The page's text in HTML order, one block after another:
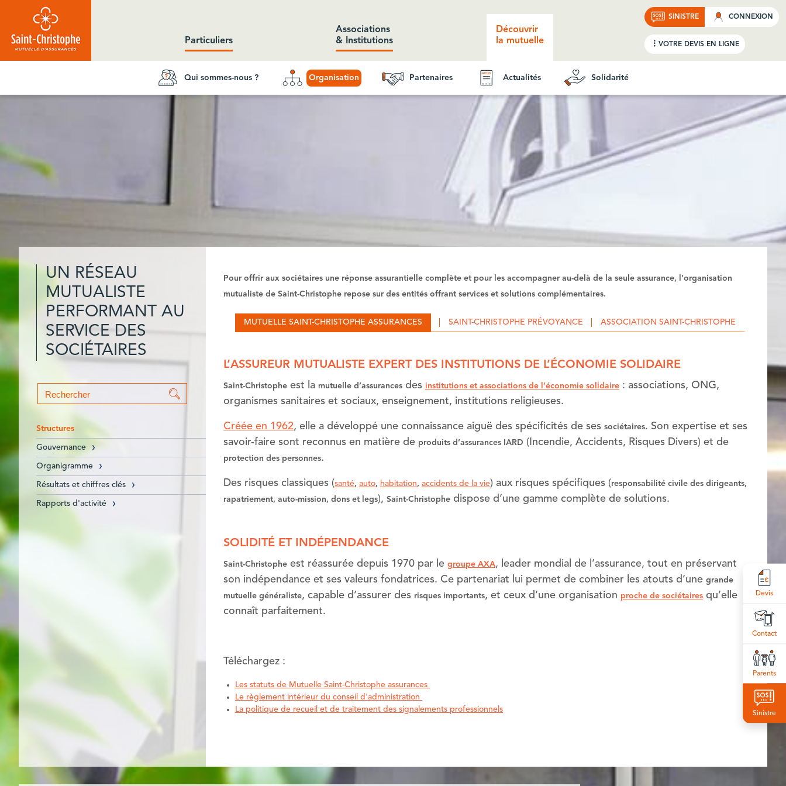
Aller au contenu principal
Particuliers
Associations
& Institutions
Découvrir
la mutuelle
Qui sommes-nous ? Organisation Partenaires Actualités Solidarité
SINISTRE CONNEXION
VOTRE DEVIS EN LIGNE
Devis
Contact
Parents
Sinistre
UN RÉSEAU
MUTUALISTE
PERFORMANT AU
SERVICE DES
SOCIÉTAIRES
Formulaire de
recherche
Structures
Gouvernance
Organigramme
Résultats et chiffres clés
Rapports d'activité
Pour offrir aux sociétaires une réponse assurantielle complète et pour les accompagner au-delà de la seule assurance, l’organisation
mutualiste de Saint-Christophe repose sur des entités offrant services et solutions complémentaires.
MUTUELLE SAINT-CHRISTOPHE ASSURANCES SAINT-CHRISTOPHE PRÉVOYANCE ASSOCIATION SAINT-CHRISTOPHE
L’ASSUREUR MUTUALISTE EXPERT DES INSTITUTIONS DE L’ÉCONOMIE SOLIDAIRE
Saint-Christophe est la mutuelle d’assurances des institutions et associations de l’économie solidaire : associations, ONG,
organismes sanitaires et sociaux, enseignement, institutions religieuses.
Créée en 1962, elle a développé une connaissance aiguë des spécificités de ses sociétaires. Son expertise et ses
savoir-faire sont reconnus en matière de produits d’assurances IARD (Incendie, Accidents, Risques Divers) et de
protection des personnes.
Des risques classiques (santé, auto, habitation, accidents de la vie) aux risques spécifiques (responsabilité civile des dirigeants,
rapatriement, auto-mission, dons et legs), Saint-Christophe dispose d’une gamme complète de solutions.
SOLIDITÉ ET INDÉPENDANCE
Saint-Christophe est réassurée depuis 1970 par le groupe AXA, leader mondial de l’assurance, tout en préservant
son indépendance et ses valeurs fondatrices. Ce partenariat lui permet de combiner les atouts d’une grande
mutuelle généraliste, capable d’assurer des risques importants, et ceux d’une organisation proche de sociétaires qu’elle
connaît parfaitement.
Téléchargez :
Les statuts de Mutuelle Saint-Christophe assurances
Le règlement intérieur du conseil d'administration
La politique de recueil et de traitement des signalements professionnels